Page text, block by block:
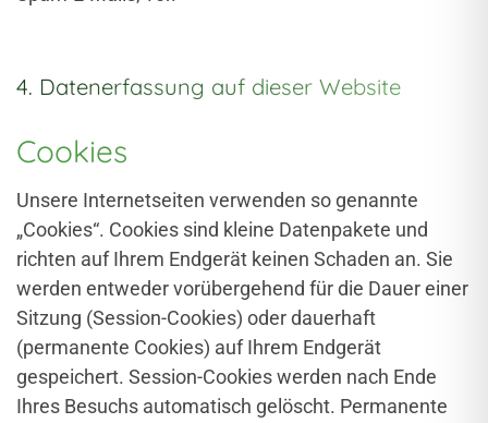
4. Datenerfassung auf dieser Website
Cookies
Unsere Internetseiten verwenden so genannte
„Cookies“. Cookies sind kleine Datenpakete und
richten auf Ihrem Endgerät keinen Schaden an. Sie
werden entweder vorübergehend für die Dauer einer
Sitzung (Session-Cookies) oder dauerhaft
(permanente Cookies) auf Ihrem Endgerät
gespeichert. Session-Cookies werden nach Ende
Ihres Besuchs automatisch gelöscht. Permanente